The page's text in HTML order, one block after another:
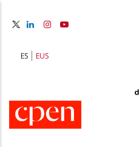
content
ES EUS